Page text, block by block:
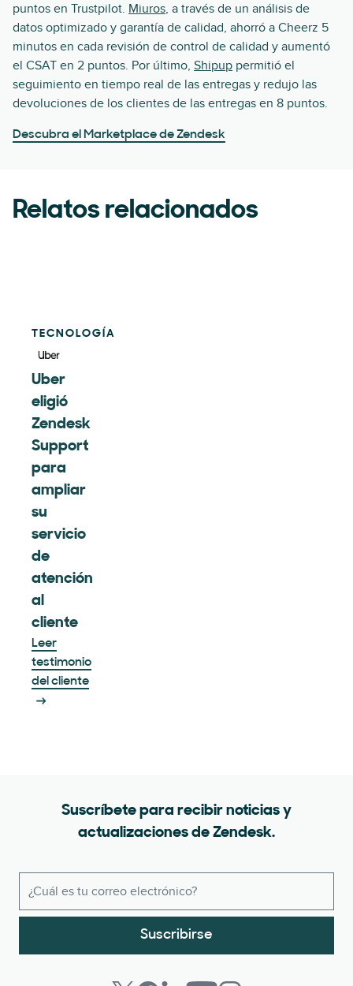
puntos en Trustpilot. Miuros, a través de un análisis de
datos optimizado y garantía de calidad, ahorró a Cheerz 5
minutos en cada revisión de control de calidad y aumentó
el CSAT en 2 puntos. Por último, Shipup permitió el
seguimiento en tiempo real de las entregas y redujo las
devoluciones de los clientes de las entregas en 8 puntos.
Descubra el Marketplace de Zendesk
Relatos relacionados
TECNOLOGÍA
Uber
eligió
Zendesk
Support
para
ampliar
su
servicio
de
atención
al
cliente
Leer
testimonio
del cliente
Suscríbete para recibir noticias y
actualizaciones de Zendesk.
Suscribirse